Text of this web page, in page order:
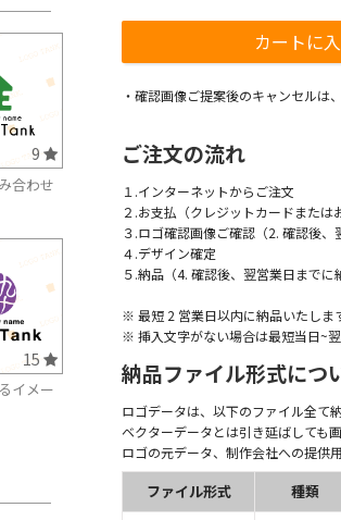
9
合わせ
15
イメー
・確認画像ご提案後のキャンセルは
ご注文の流れ
１.インターネットからご注文
２.お支払（クレジットカードまたは
３.ロゴ確認画像ご確認（2. 確認後、
４.デザイン確定
５.納品（4. 確認後、翌営業日までに
※ 最短 2 営業日以内に納品いたします
※ 挿入文字がない場合は最短当日~翌
納品ファイル形式につ
ロゴデータは、以下のファイル全て
ベクターデータとは引き延ばしても
ロゴの元データ、制作会社への提供
ファイル形式 種類